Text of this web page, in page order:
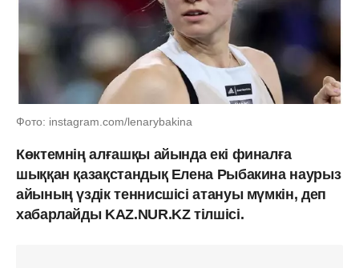
Фото: instagram.com/lenarybakina
Көктемнің алғашқы айында екі финалға
шыққан қазақстандық Елена Рыбакина наурыз
айының үздік теннисшісі атануы мүмкін, деп
хабарлайды KAZ.NUR.KZ тілшісі.